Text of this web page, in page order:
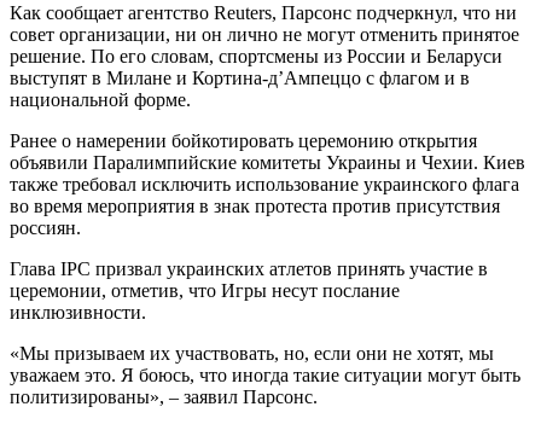
Как сообщает агентство Reuters, Парсонс подчеркнул, что ни
совет организации, ни он лично не могут отменить принятое
решение. По его словам, спортсмены из России и Беларуси
выступят в Милане и Кортина-д’Ампеццо с флагом и в
национальной форме.
Ранее о намерении бойкотировать церемонию открытия
объявили Паралимпийские комитеты Украины и Чехии. Киев
также требовал исключить использование украинского флага
во время мероприятия в знак протеста против присутствия
россиян.
Глава IPC призвал украинских атлетов принять участие в
церемонии, отметив, что Игры несут послание
инклюзивности.
«Мы призываем их участвовать, но, если они не хотят, мы
уважаем это. Я боюсь, что иногда такие ситуации могут быть
политизированы», – заявил Парсонс.